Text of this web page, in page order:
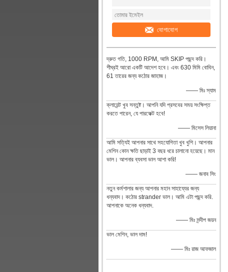
যোগাযোগ
দ্রুত গতি, 1000 RPM, আমি SKIP পছন্দ করি।
শীঘ্রই আরো একটি আদেশ হবে। এবং 630 মিমি বোবিন,
61 তারের জন্য কঠোর জাহাজ।
—— মিঃ স্যাম
ক্লায়েন্ট খুব সন্তুষ্ট। আপনি যদি প্রসবের সময় সংক্ষিপ্ত
করতে পারেন, যে পারফেক্ট হবে!
—— মিসেস লিয়ানা
আমি সত্যিই আপনার সাথে সহযোগিতা খুব খুশি। আপনার
মেশিন কোন ক্ষতি ছাড়াই 3 বছর ধরে চালানো হয়েছে। মান
ভাল। আপনার ব্যবসা ভাল আশা করি!
—— জনাব সিং
নতুন কর্মশালার জন্য আপনার মহান সাহায্যের জন্য
ধন্যবাদ। কঠোর strander ভাল। আমি এটা পছন্দ করি.
আপনাকে অনেক ধন্যবাদ.
—— মিঃ সন্দীপ জয়ন
ভাল মেশিন, ভাল দাম!
—— মিঃ রাজ আফজাল